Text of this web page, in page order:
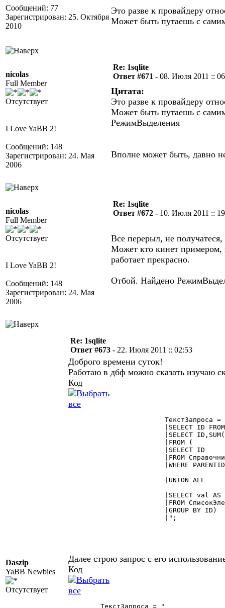
Сообщений: 77
Зарегистрирован: 25. Октября
2010
Это разве к провайдеру
Может быть путаешь с
nicolas
Full Member
Отсутствует
I Love YaBB 2!
Сообщений: 148
Зарегистрирован: 24. Мая
2006
Re: 1sqlite
Ответ #671 - 08. Июля 2011 ::
Цитата:
Это разве к провайдеру
Может быть путаешь с
РежимВыделения
Вполне может быть, давно
nicolas
Full Member
Отсутствует
I Love YaBB 2!
Сообщений: 148
Зарегистрирован: 24. Мая
2006
Re: 1sqlite
Ответ #672 - 10. Июля 2011 ::
Все перерыл, не
Может кто кинет примером,
работает прекрасно.
Отбой. Найдено
Daszip
YaBB Newbies
Отсутствует
Re: 1sqlite
Ответ #673 - 22. Июля 2011 :: 02:53
Доброго времени суток!
Работаю в дбф можно сказать изучаю
Код
Далее строю запрос с его
Код